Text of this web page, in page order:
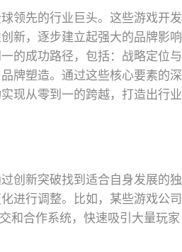
领先的行业巨头。这些游戏开发
新，逐步建立起强大的品牌影响
的成功路径，包括：战略定位与
牌塑造。通过这些核心要素的深
现从零到一的跨越，打造出行业
创新突破找到适合自身发展的独
进行调整。比如，某些游戏公司
和合作系统，快速吸引大量玩家